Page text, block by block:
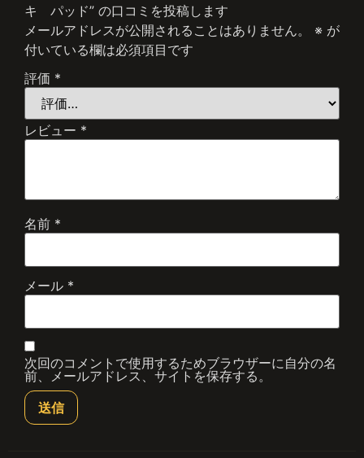
キ パッド” の口コミを投稿します
メールアドレスが公開されることはありません。
※ が
付いている欄は必須項目です
評価 *
レビュー *
名前 *
メール *
次回のコメントで使用するためブラウザーに自分の名
前、メールアドレス、サイトを保存する。